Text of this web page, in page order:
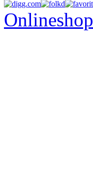
Onlineshop